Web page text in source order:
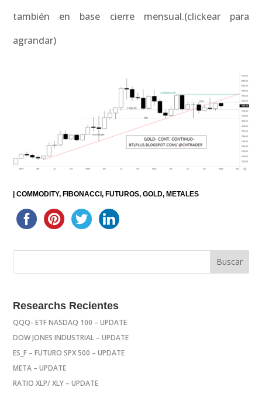
también en base cierre mensual.(clickear para
agrandar)
|COMMODITY FIBONACCI FUTUROS GOLD METALES
Researchs Recientes
QQQ- ETF NASDAQ 100 – UPDATE
DOW JONES INDUSTRIAL – UPDATE
ES_F – FUTURO SPX 500 – UPDATE
META – UPDATE
RATIO XLP/ XLY – UPDATE